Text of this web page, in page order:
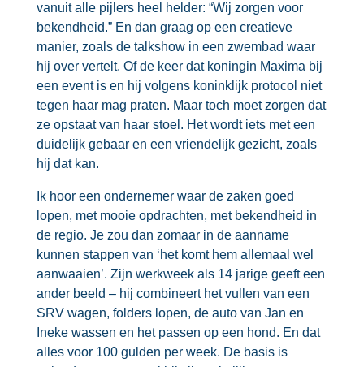
vanuit alle pijlers heel helder: “Wij zorgen voor
bekendheid.” En dan graag op een creatieve
manier, zoals de talkshow in een zwembad waar
hij over vertelt. Of de keer dat koningin Maxima bij
een event is en hij volgens koninklijk protocol niet
tegen haar mag praten. Maar toch moet zorgen dat
ze opstaat van haar stoel. Het wordt iets met een
duidelijk gebaar en een vriendelijk gezicht, zoals
hij dat kan.
Ik hoor een ondernemer waar de zaken goed
lopen, met mooie opdrachten, met bekendheid in
de regio. Je zou dan zomaar in de aanname
kunnen stappen van ‘het komt hem allemaal wel
aanwaaien’. Zijn werkweek als 14 jarige geeft een
ander beeld – hij combineert het vullen van een
SRV wagen, folders lopen, de auto van Jan en
Ineke wassen en het passen op een hond. En dat
alles voor 100 gulden per week. De basis is